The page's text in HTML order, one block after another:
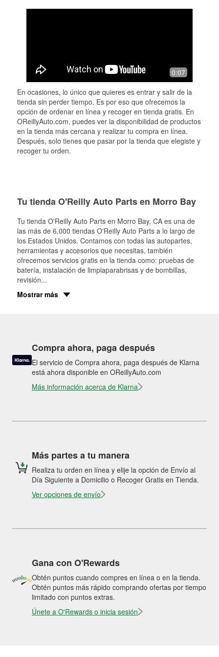
0:07
En ocasiones, lo único que quieres es entrar y salir de la
tienda sin perder tiempo. Es por eso que ofrecemos la
opción de ordenar en línea y recoger en tienda gratis. En
OReillyAuto.com, puedes ver la disponibilidad de productos
en la tienda más cercana y realizar tu compra en línea.
Después, solo tienes que pasar por la tienda que elegiste y
recoger tu orden.
Tu tienda O'Reilly Auto Parts en Morro Bay
Tu tienda O'Reilly Auto Parts en Morro Bay, CA es una de
las más de 6,000 tiendas O'Reilly Auto Parts a lo largo de
los Estados Unidos. Contamos con todas las autopartes,
herramientas y accesorios que necesitas, también
ofrecemos servicios gratis en la tienda como: pruebas de
batería, instalación de limpiaparabrisas y de bombillas,
revisión...
Mostrar más
Compra ahora, paga después
El servicio de Compra ahora, paga después de Klarna
está ahora disponible en OReillyAuto.com
Más información acerca de Klarna
Más partes a tu manera
Realiza tu orden en línea y elije la opción de Envío al
Día Siguiente a Domicilio o Recoger Gratis en Tienda.
Ver opciones de envío
Gana con O'Rewards
Obtén puntos cuando compres en línea o en la tienda.
Obtén puntos más rápido comprando ofertas por tiempo
limitado con puntos extras.
Únete a O'Rewards o inicia sesión